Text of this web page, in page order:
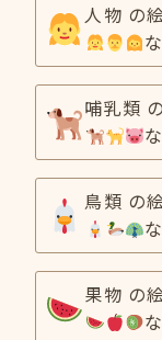
人物 の
哺乳類
鳥類 の
果物 の